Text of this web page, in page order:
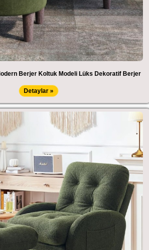
Berjer Koltuk Modeli Lüks Dekoratif Berjer
Detaylar »